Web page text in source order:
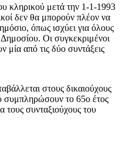
κληρικού μετά την 1-1-1993
δεν θα μπορούν πλέον να
όπως ισχύει για όλους
Οι συγκεκριμένοι
μία από τις δύο συντάξεις
στους δικαιούχους
συμπληρώσουν το 65ο έτος
τους συνταξιούχους του